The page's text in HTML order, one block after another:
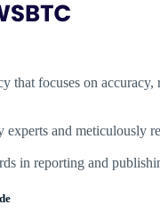
that focuses on accuracy,
experts and meticulously
in reporting and